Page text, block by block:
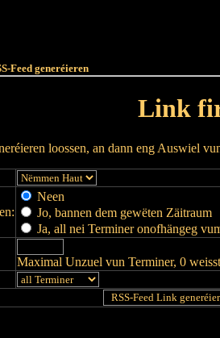
Feed generéieren
Link fir
loossen, an dann eng Auswiel
Neen
Jo, bannen dem gewëten Zäitraum
Ja, all nei Terminer onofhängeg
Maximal Unzuel vun Terminer, 0